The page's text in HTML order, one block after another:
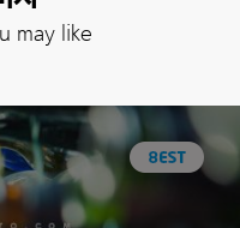
may like